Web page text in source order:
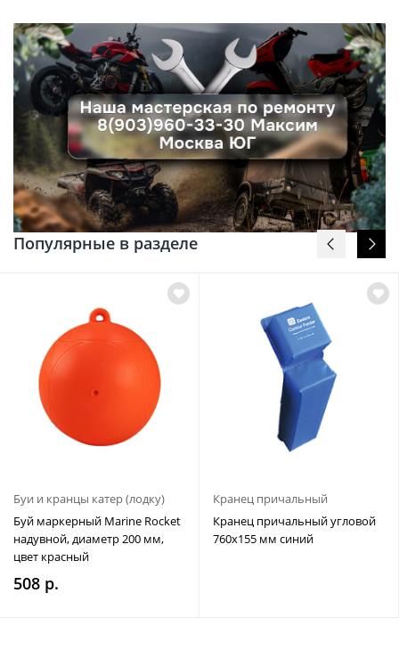
Популярные в разделе
Буи и кранцы катер (лодку)
Буй маркерный Marine Rocket
надувной, диаметр 200 мм,
цвет красный
508 р.
Кранец причальный
Кранец причальный угловой
760х155 мм синий